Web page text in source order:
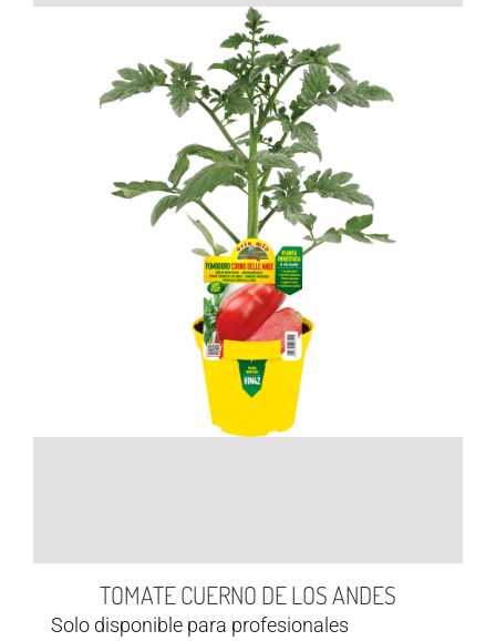
TOMATE CUERNO DE LOS ANDES
Solo disponible para profesionales